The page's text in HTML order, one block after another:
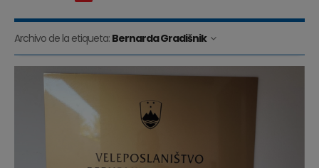
Archivo de la etiqueta: Bernarda Gradišnik